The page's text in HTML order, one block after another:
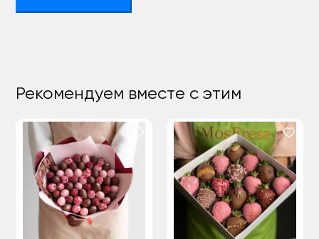
Рекомендуем вместе с этим